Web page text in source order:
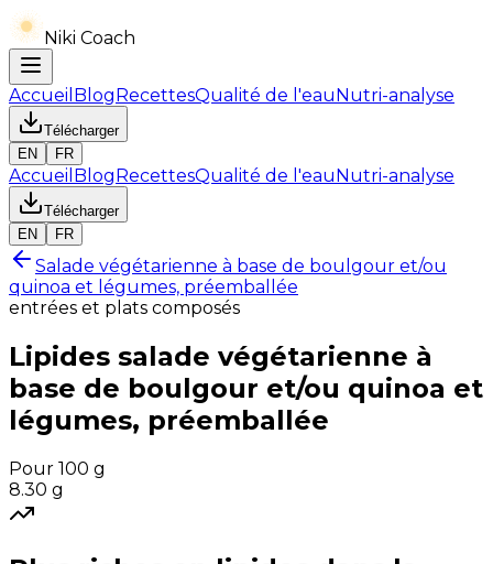
Niki Coach
Accueil BlogRecettesQualité de l'eauNutri-analyse
Télécharger
EN
FR
Accueil BlogRecettesQualité de l'eauNutri-analyse
Télécharger
EN
FR
Salade végétarienne à base de boulgour et/ou
quinoa et légumes, préemballée
entrées et plats composés
Lipides salade végétarienne à
base de boulgour et/ou quinoa et
légumes, préemballée
Pour 100 g
8.30 g